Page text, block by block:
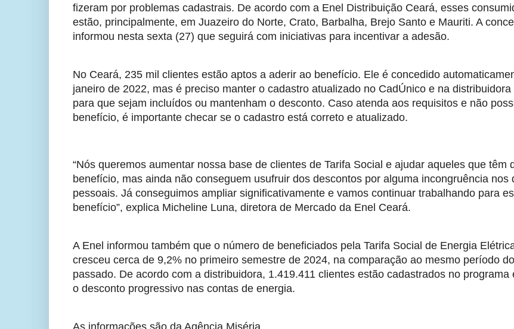
fizeram por problemas cadastrais. De acordo com a Enel Distribuição Ceará, esses
estão, principalmente, em Juazeiro do Norte, Crato, Barbalha, Brejo Santo e Mauriti. A
informou nesta sexta (27) que seguirá com iniciativas para incentivar a adesão.
No Ceará, 235 mil clientes estão aptos a aderir ao benefício. Ele é concedido
janeiro de 2022, mas é preciso manter o cadastro atualizado no CadÚnico e na
para que sejam incluídos ou mantenham o desconto. Caso atenda aos requisitos e não
benefício, é importante checar se o cadastro está correto e atualizado.
“Nós queremos aumentar nossa base de clientes de Tarifa Social e ajudar aqueles que têm
benefício, mas ainda não conseguem usufruir dos descontos por alguma incongruência nos
pessoais. Já conseguimos ampliar significativamente e vamos continuar trabalhando para
benefício”, explica Micheline Luna, diretora de Mercado da Enel Ceará.
A Enel informou também que o número de beneficiados pela Tarifa Social de Energia
cresceu cerca de 9,2% no primeiro semestre de 2024, na comparação ao mesmo período
passado. De acordo com a distribuidora, 1.419.411 clientes estão cadastrados no programa
o desconto progressivo nas contas de energia.
As informações são da Agência Miséria